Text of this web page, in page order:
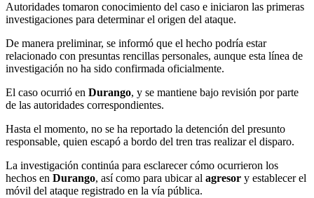
Autoridades tomaron conocimiento del caso e iniciaron las primeras
investigaciones para determinar el origen del ataque.
De manera preliminar, se informó que el hecho podría estar
relacionado con presuntas rencillas personales, aunque esta línea de
investigación no ha sido confirmada oficialmente.
El caso ocurrió en Durango, y se mantiene bajo revisión por parte
de las autoridades correspondientes.
Hasta el momento, no se ha reportado la detención del presunto
responsable, quien escapó a bordo del tren tras realizar el disparo.
La investigación continúa para esclarecer cómo ocurrieron los
hechos en Durango, así como para ubicar al agresor y establecer el
móvil del ataque registrado en la vía pública.